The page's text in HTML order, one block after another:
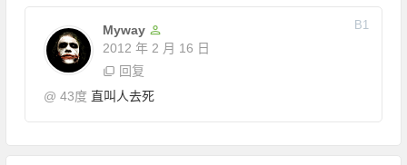
Myway
2012 年 2 月 16 日
B1
回复
@ 43度直叫人去死